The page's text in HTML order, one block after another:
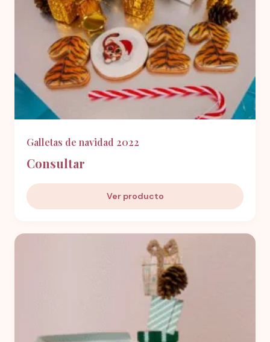
Galletas de navidad 2022
Consultar
Ver producto